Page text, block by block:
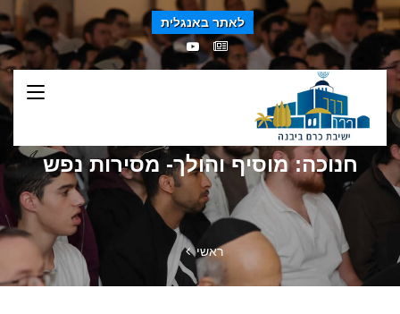
לאתר באנגלית
חנוכה: מוסיף והולך- מסירות נפש
ראשי